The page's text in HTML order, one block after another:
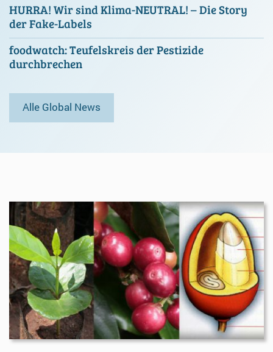
HURRA! Wir sind Klima-NEUTRAL! – Die Story
der Fake-Labels
foodwatch: Teufelskreis der Pestizide
durchbrechen
Alle Global News